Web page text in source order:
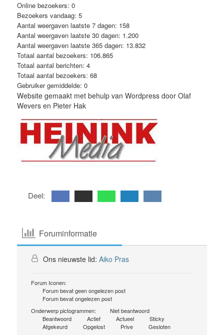
Online bezoekers:0
Bezoekers vandaag:5
Aantal weergaven laatste 7 dagen: 158
Aantal weergaven laatste 30 dagen: 1.200
Aantal weergaven laatste 365 dagen: 13.832
Totaal aantal bezoekers: 106.865
Totaal aantal berichten:4
Totaal aantal bezoekers:68
Gebruiker gemiddelde:0
Website gemaakt met behulp van Wordpress door Olaf
Wevers en Pieter Hak
Deel:
Foruminformatie
Ons nieuwste lid:Aiko Pras
Forum Iconen:
Forum bevat geen ongelezen post
Forum bevat ongelezen post
Onderwerp pictogrammen:
Niet beantwoord
Beantwoord
Actief Actueel
Sticky
Afgekeurd
Opgelost Prive Gesloten